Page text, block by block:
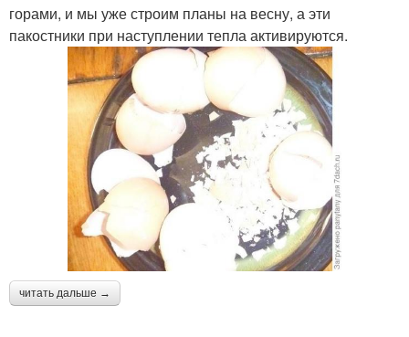
горами, и мы уже строим планы на весну, а эти
пакостники при наступлении тепла активируются.
читать дальше →